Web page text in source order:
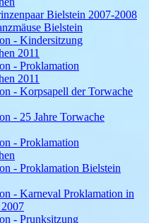
Bielstein 2007-2008
Bielstein
- Kindersitzung
2011
- Proklamation
2011
- Korpsapell der Torwache
- 25 Jahre Torwache
- Proklamation
- Proklamation Bielstein
- Karneval Proklamation in
- Prunksitzung